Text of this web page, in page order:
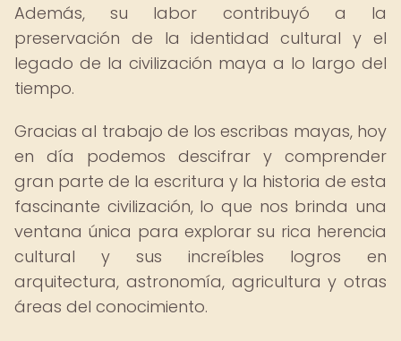
Además, su labor contribuyó a la
preservación de la identidad cultural y el
legado de la civilización maya a lo largo del
tiempo.
Gracias al trabajo de los escribas mayas, hoy
en día podemos descifrar y comprender
gran parte de la escritura y la historia de esta
fascinante civilización, lo que nos brinda una
ventana única para explorar su rica herencia
cultural y sus increíbles logros en
arquitectura, astronomía, agricultura y otras
áreas del conocimiento.